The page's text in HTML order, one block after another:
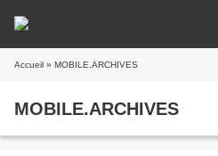
Accueil » MOBILE.ARCHIVES
MOBILE.ARCHIVES